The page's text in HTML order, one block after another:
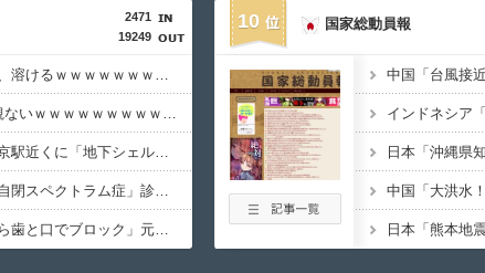
2471
19249
【画像】日本のライオンさん、溶けるｗｗｗｗｗｗｗｗｗｗｗｗｗｗ
【悲報】Jリーグさん、誰も観ないｗｗｗｗｗｗｗｗｗｗｗｗｗｗｗｗｗ
【衝撃】小池百合子知事、東京駅近くに「地下シェルター」整備を正式表明ｗｗｗｗｗｗｗｗｗ
【悲報】倉持由香、息子の「自閉スペクトラム症」診断にショックで涙… 見逃していた乳幼児期のサインとは？
【悲報】「舌を入れてきたから歯と口でブロック」元ジャンポケ斉藤の不同意性交公判
10 国家総動員報